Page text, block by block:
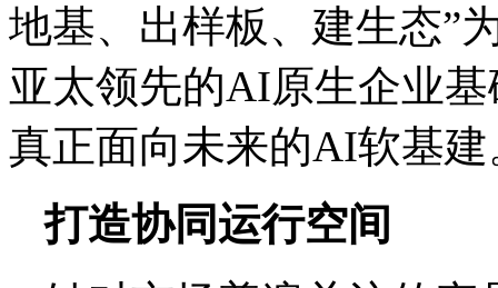
地基、出样板、建生态”
亚太领先的AI原生企业
真正面向未来的AI软基建
打造协同运行空间